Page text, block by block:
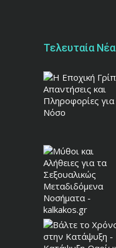
Τελευταία Νέα